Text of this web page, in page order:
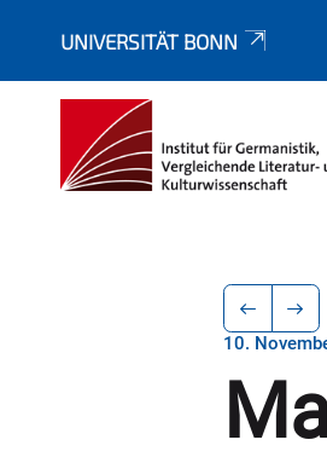
UNIVERSITÄT BONN
10.